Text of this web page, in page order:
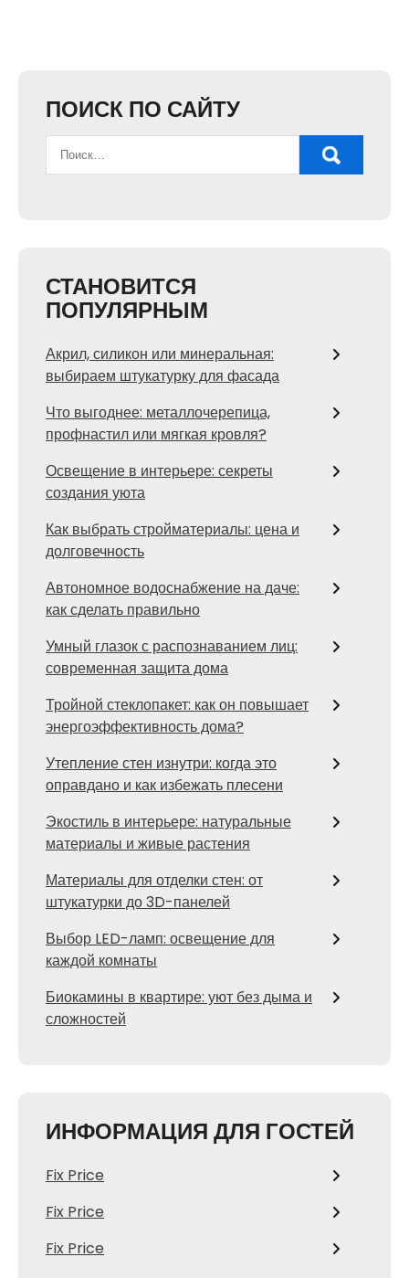
ПОИСК ПО САЙТУ
СТАНОВИТСЯ
ПОПУЛЯРНЫМ
Акрил, силикон или минеральная:
выбираем штукатурку для фасада
Что выгоднее: металлочерепица,
профнастил или мягкая кровля?
Освещение в интерьере: секреты
создания уюта
Как выбрать стройматериалы: цена и
долговечность
Автономное водоснабжение на даче:
как сделать правильно
Умный глазок с распознаванием лиц:
современная защита дома
Тройной стеклопакет: как он повышает
энергоэффективность дома?
Утепление стен изнутри: когда это
оправдано и как избежать плесени
Экостиль в интерьере: натуральные
материалы и живые растения
Материалы для отделки стен: от
штукатурки до 3D-панелей
Выбор LED-ламп: освещение для
каждой комнаты
Биокамины в квартире: уют без дыма и
сложностей
ИНФОРМАЦИЯ ДЛЯ ГОСТЕЙ
Fix Price
Fix Price
Fix Price